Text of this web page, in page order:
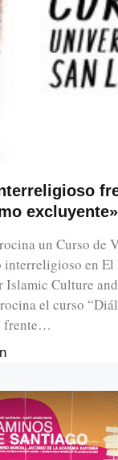
excluyente»
un Curso de
interreligioso en
Islamic Culture
el curso
frente…